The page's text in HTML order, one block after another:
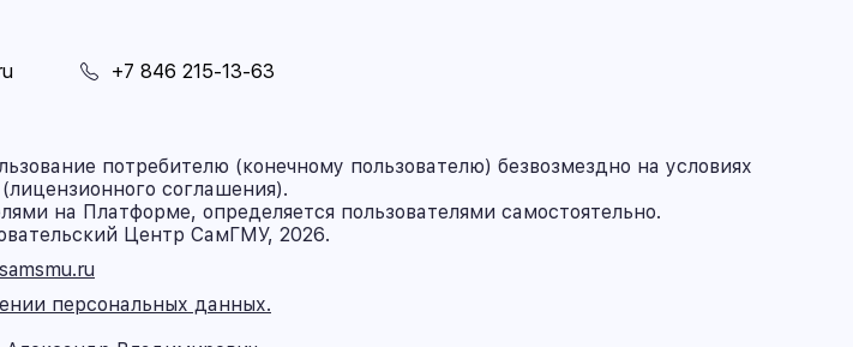
+7 846 215-13-63
потребителю (конечному пользователю) безвозмездно на условиях
соглашения).
на Платформе, определяется пользователями самостоятельно.
Центр СамГМУ, 2026.
samsmu.ru
персональных данных.